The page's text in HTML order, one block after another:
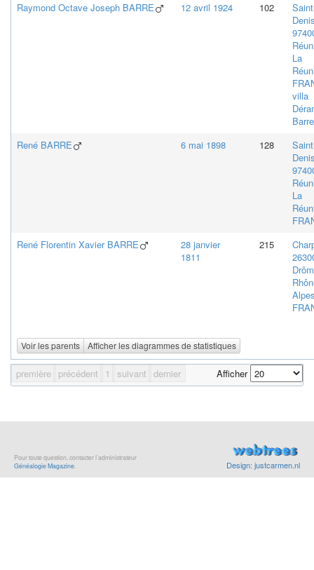
Voir les parents Afficher les diagrammes de statistiques
Raymond Octave Joseph BARRE 12 avril 1924 102
La
villa
Barre
René BARRE 6 mai 1898 128
La
René Florentin XavierBARRE
28 janvier
1811
215
première précédent 1 suivant dernier Afficher
Pour toute question, contacter l’administrateur
Généalogie Magazine. Design: justcarmen.nl